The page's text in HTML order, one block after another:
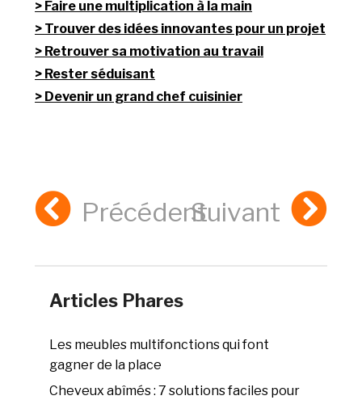
Faire une multiplication à la main
Trouver des idées innovantes pour un projet
Retrouver sa motivation au travail
Rester séduisant
Devenir un grand chef cuisinier
PrécédentSuivant
Articles Phares
Les meubles multifonctions qui font
gagner de la place
Cheveux abîmés : 7 solutions faciles pour